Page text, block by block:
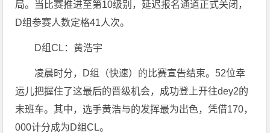
局。当比赛推进至第10级别，延迟报名通道正式关闭，
D组参赛人数定格41人次。
D组CL：黄浩宇
凌晨时分，D组（快速）的比赛宣告结束。52位幸
运儿把握住了这最后的晋级机会，成功登上开往dey2的
末班车。其中，选手黄浩与的发挥最为出色，凭借170，
000计分成为D组CL。